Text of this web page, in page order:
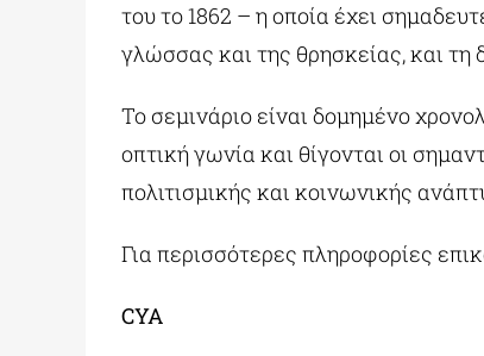
του το 1862 – η οποία έχει
γλώσσας και της θρησκείας, και
Το σεμινάριο είναι δομημένο
οπτική γωνία και θίγονται οι
πολιτισμικής και κοινωνικής
Για περισσότερες πληροφορίες
CYA